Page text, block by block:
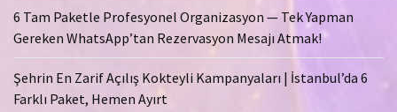
6 Tam Paketle Profesyonel Organizasyon — Tek Yapman
Gereken WhatsApp’tan Rezervasyon Mesajı Atmak!
Şehrin En Zarif Açılış Kokteyli Kampanyaları | İstanbul’da 6
Farklı Paket, Hemen Ayırt